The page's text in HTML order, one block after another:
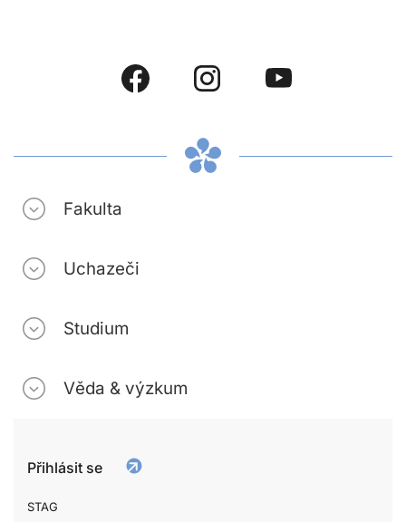
Fakulta
Uchazeči
Studium
Věda & výzkum
Přihlásit se
STAG